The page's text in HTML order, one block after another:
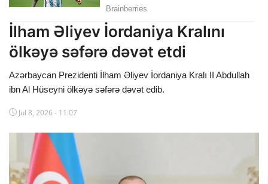
Cəmiyyət
İdman
Kriminal
Sağlıq
Digər
İlham Əliyev İordaniya Kralını
ölkəyə səfərə dəvət etdi
Azərbaycan Prezidenti İlham Əliyev İordaniya Kralı II Abdullah
ibn Al Hüseyni ölkəyə səfərə dəvət edib.
Jul 8, 2026 - 11:07